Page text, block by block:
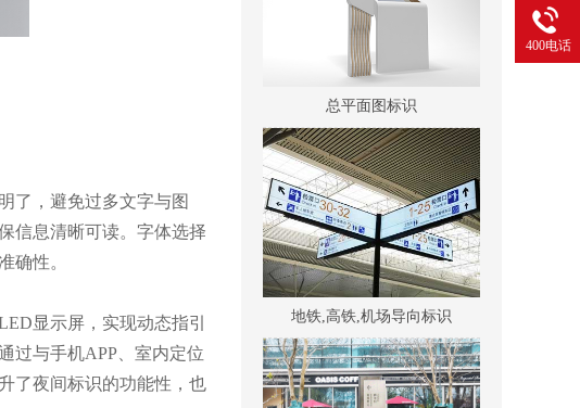
了，避免过多文字与图
信息清晰可读。字体选择
确性。
显示屏，实现动态指引
过与手机APP、室内定位
了夜间标识的功能性，也
总平面图标识
地铁,高铁,机场导向标识
400电话